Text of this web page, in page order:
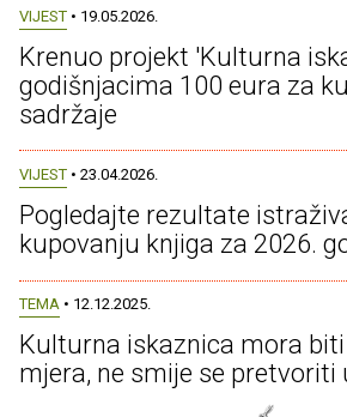
VIJEST • 19.05.2026.
Krenuo projekt 'Kulturna
godišnjacima 100 eura za
sadržaje
VIJEST • 23.04.2026.
Pogledajte rezultate
kupovanju knjiga za 2026.
TEMA • 12.12.2025.
Kulturna iskaznica mora
mjera, ne smije se pretvoriti